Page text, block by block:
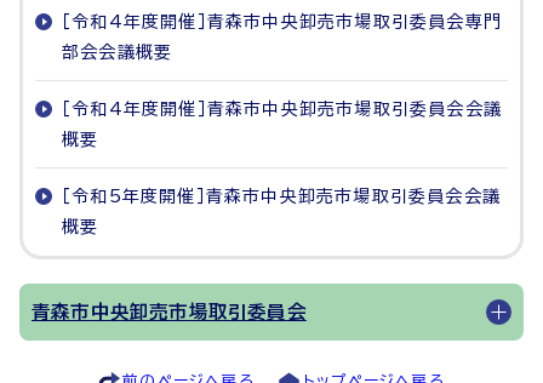
［令和4年度開催］青森市中央卸売市場取引委員会専門
部会会議概要
［令和4年度開催］青森市中央卸売市場取引委員会会議
概要
［令和5年度開催］青森市中央卸売市場取引委員会会議
概要
青森市中央卸売市場取引委員会